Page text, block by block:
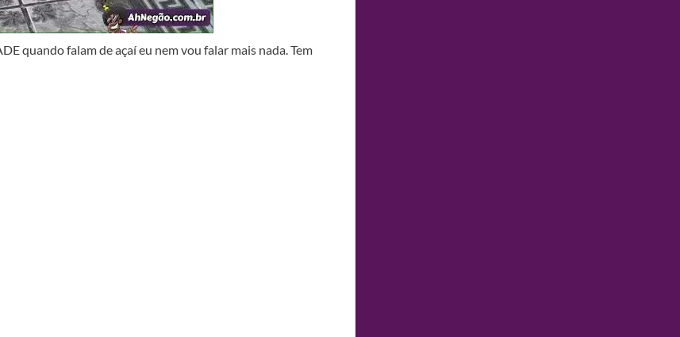
quando falam de açaí eu nem vou falar mais nada. Tem